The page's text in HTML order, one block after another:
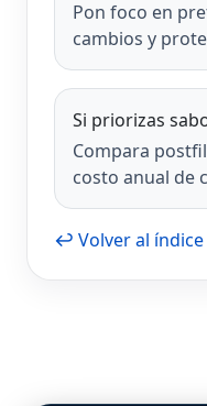
Pon foco en
cambios y
Si priorizas
Compara
costo anual de
↩ Volver al índice